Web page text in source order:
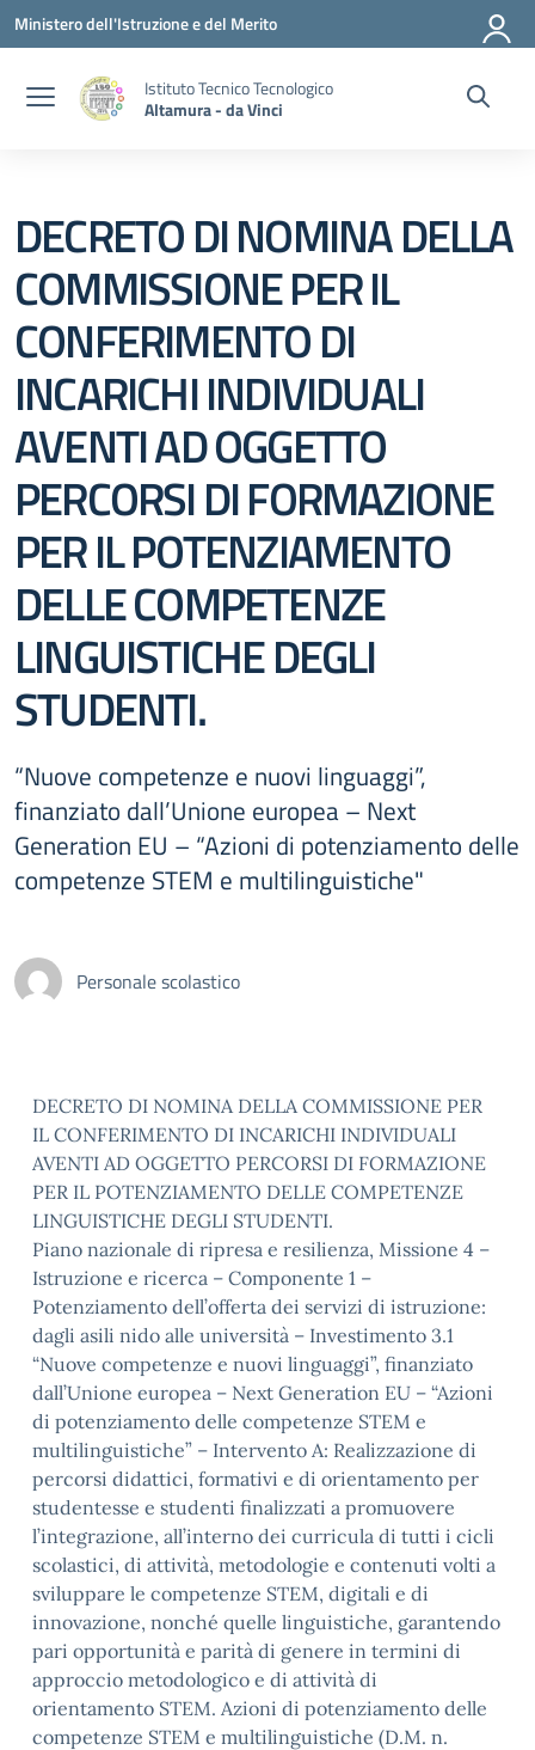
Vai ai contenuti
Vai al menu di navigazione
Vai al footer
Ministero dell'Istruzione e del Merito
Istituto Tecnico Tecnologico
Altamura - da Vinci
DECRETO DI NOMINA DELLA
COMMISSIONE PER IL
CONFERIMENTO DI
INCARICHI INDIVIDUALI
AVENTI AD OGGETTO
PERCORSI DI FORMAZIONE
PER IL POTENZIAMENTO
DELLE COMPETENZE
LINGUISTICHE DEGLI
STUDENTI.
“Nuove competenze e nuovi linguaggi”,
finanziato dall’Unione europea – Next
Generation EU – “Azioni di potenziamento delle
competenze STEM e multilinguistiche"
Personale scolastico
DECRETO DI NOMINA DELLA COMMISSIONE PER
IL CONFERIMENTO DI INCARICHI INDIVIDUALI
AVENTI AD OGGETTO PERCORSI DI FORMAZIONE
PER IL POTENZIAMENTO DELLE COMPETENZE
LINGUISTICHE DEGLI STUDENTI.
Piano nazionale di ripresa e resilienza, Missione 4 –
Istruzione e ricerca – Componente 1 –
Potenziamento dell’offerta dei servizi di istruzione:
dagli asili nido alle università – Investimento 3.1
“Nuove competenze e nuovi linguaggi”, finanziato
dall’Unione europea – Next Generation EU – “Azioni
di potenziamento delle competenze STEM e
multilinguistiche” – Intervento A: Realizzazione di
percorsi didattici, formativi e di orientamento per
studentesse e studenti finalizzati a promuovere
l’integrazione, all’interno dei curricula di tutti i cicli
scolastici, di attività, metodologie e contenuti volti a
sviluppare le competenze STEM, digitali e di
innovazione, nonché quelle linguistiche, garantendo
pari opportunità e parità di genere in termini di
approccio metodologico e di attività di
orientamento STEM. Azioni di potenziamento delle
competenze STEM e multilinguistiche (D.M. n.